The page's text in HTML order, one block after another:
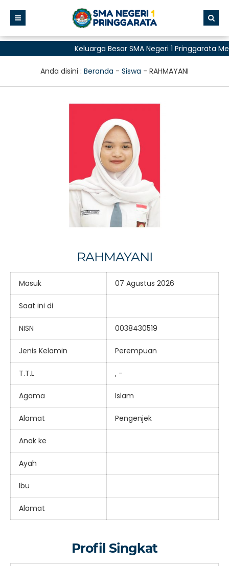
Keluarga Besar SMA Negeri 1 Pringgarata
Anda disini : Beranda - Siswa - RAHMAYANI
RAHMAYANI
Masuk 07 Agustus 2026
Saat ini di
NISN 0038430519
Jenis Kelamin Perempuan
T.T.L , -
Agama Islam
Alamat Pengenjek
Anak ke
Ayah
Ibu
Alamat
Profil Singkat